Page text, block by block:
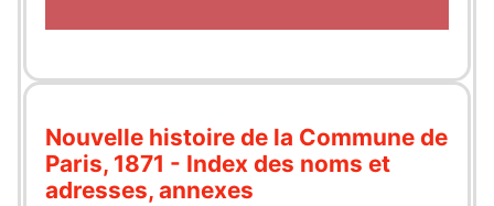
Nouvelle histoire de la Commune de
Paris, 1871 - Index des noms et
adresses, annexes